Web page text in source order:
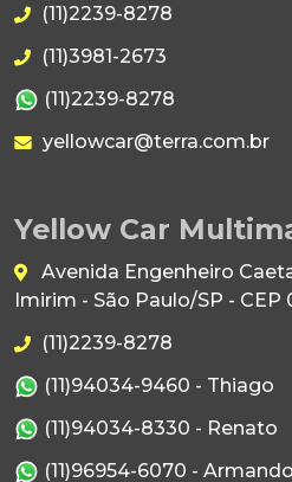
(11)2239-8278
(11)3981-2673
(11)2239-8278
yellowcar@terra.com.br
Yellow Car
Avenida Engenheiro
Imirim - São Paulo/SP - CEP
(11)2239-8278
(11)94034-9460 - Thiago
(11)94034-8330 - Renato
(11)96954-6070 - Armando